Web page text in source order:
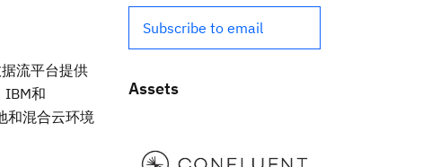
流平台提供
IBM和
和混合云环境
Subscribe to email
Assets